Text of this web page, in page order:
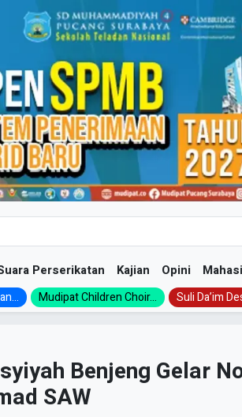
Perserikatan Kajian Opini
Mudipat Children Choir... Suli Da’im
Benjeng Gelar
SAW